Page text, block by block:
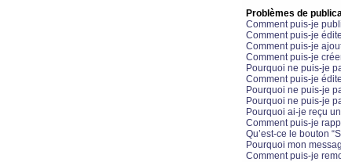
Problèmes de
Comment puis-je
Comment puis-je
Comment puis-je
Comment puis-je
Pourquoi ne puis-je
Comment puis-je
Pourquoi ne puis-je
Pourquoi ne puis-je
Pourquoi ai-je reçu
Comment puis-je
Qu’est-ce le bouton
Pourquoi mon
Comment puis-je